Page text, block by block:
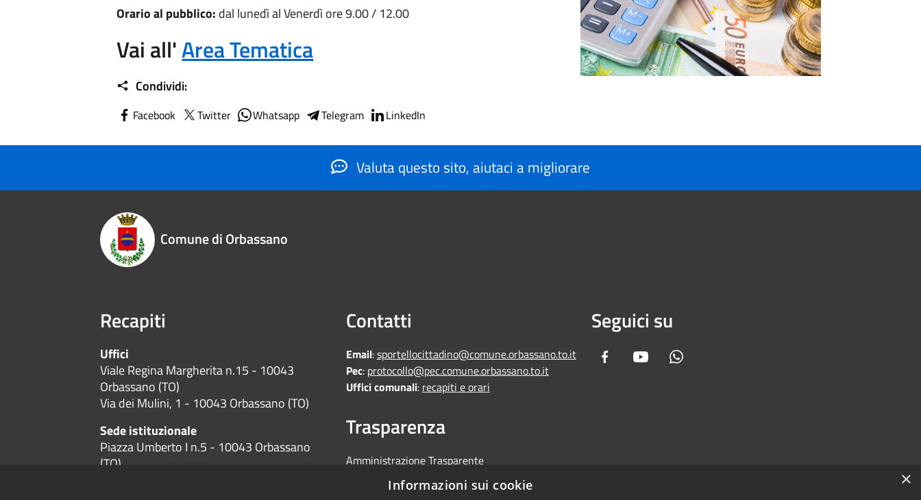
Orario al pubblico: dal lunedì al Venerdì ore 9.00 / 12.00
Vai all'Area Tematica
Condividi:
Facebook Twitter Whatsapp Telegram LinkedIn
Valuta questo sito, aiutaci a migliorare
Comune di Orbassano
Recapiti
Uffici
Viale Regina Margherita n.15 - 10043
Orbassano (TO)
Via dei Mulini, 1 - 10043 Orbassano (TO)
Sede istituzionale
Piazza Umberto I n.5 - 10043 Orbassano
(TO)
Contatti
Email:sportellocittadino@comune.orbassano.to.it
Pec: protocollo@pec.comune.orbassano.to.it
Uffici comunali: recapiti e orari
Trasparenza
Amministrazione Trasparente
Informative Privacy
Area riservata
Seguici su
Facebook Youtube
×
Informazioni sui cookie